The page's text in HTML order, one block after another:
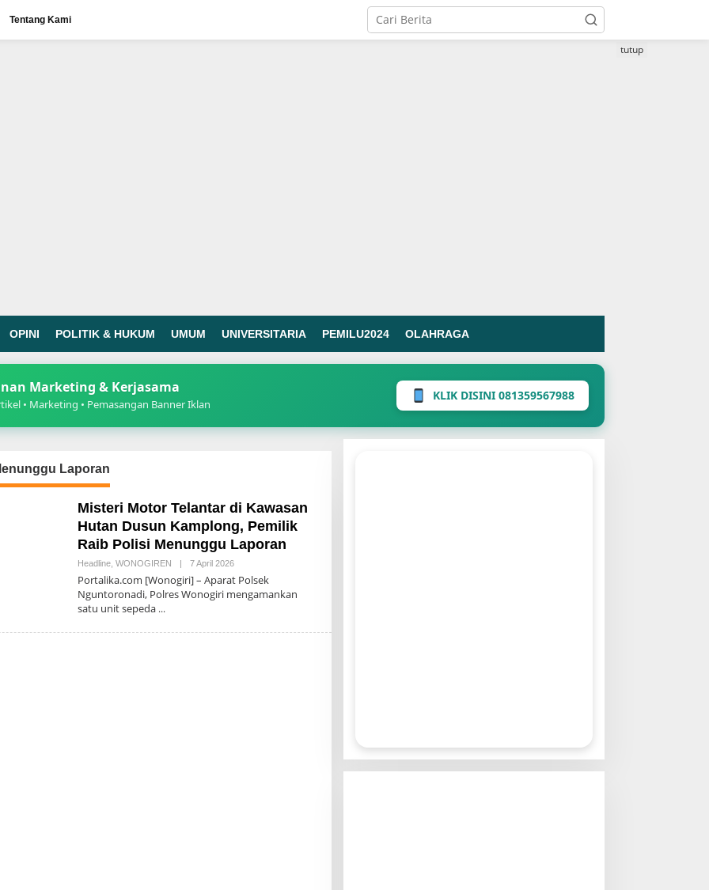
Tentang Kami
OPINI POLITIK & HUKUM UMUM UNIVERSITARIA PEMILU2024 OLAHRAGA
tutup
Marketing & Kerjasama
• Marketing • Pemasangan Banner Iklan
KLIK DISINI 081359567988
Laporan
Misteri Motor Telantar di Kawasan
Hutan Dusun Kamplong, Pemilik
Raib Polisi Menunggu Laporan
Headline, WONOGIREN | 7 April 2026Oleh
Portalika.com [Wonogiri] – Aparat Polsek
Nguntoronadi, Polres Wonogiri mengamankan
satu unit sepeda